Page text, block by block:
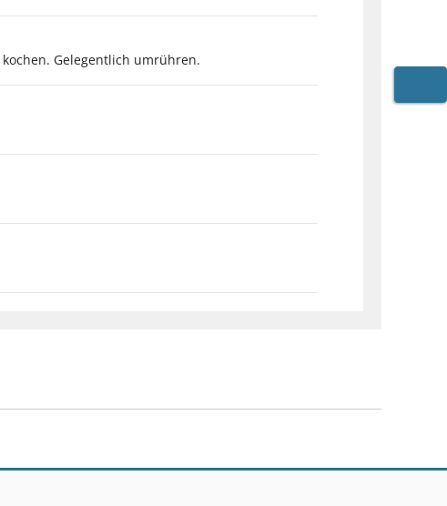
Gelegentlich umrühren.